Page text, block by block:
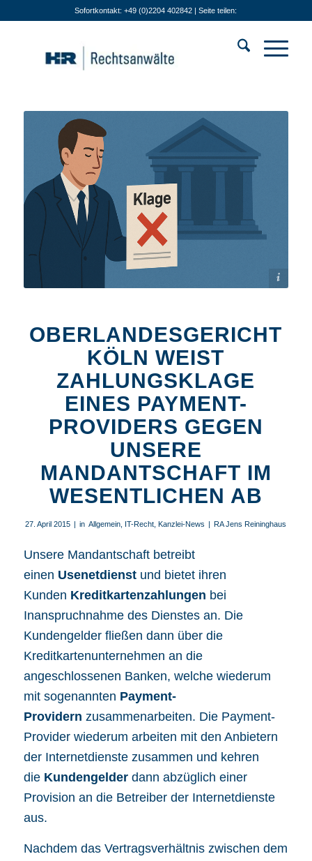
Sofortkontakt: +49 (0)2204 402842 | Seite teilen:
OBERLANDESGERICHT
KÖLN WEIST
ZAHLUNGSKLAGE
EINES PAYMENT-
PROVIDERS GEGEN
UNSERE
MANDANTSCHAFT IM
WESENTLICHEN AB
27. April 2015 | in Allgemein IT-Recht ,Kanzlei-News | RA Jens Reininghaus
Unsere Mandantschaft betreibt
einen Usenetdienstund bietet ihren
Kunden Kreditkartenzahlungen bei
Inanspruchnahme des Dienstes an. Die
Kundengelder fließen dann über die
Kreditkartenunternehmen an die
angeschlossenen Banken, welche wiederum
mit sogenannten Payment-
Providern zusammenarbeiten. Die Payment-
Provider wiederum arbeiten mit den Anbietern
der Internetdienste zusammen und kehren
die Kundengelderdann abzüglich einer
Provision an die Betreiber der Internetdienste
aus.
Nachdem das Vertragsverhältnis zwischen dem